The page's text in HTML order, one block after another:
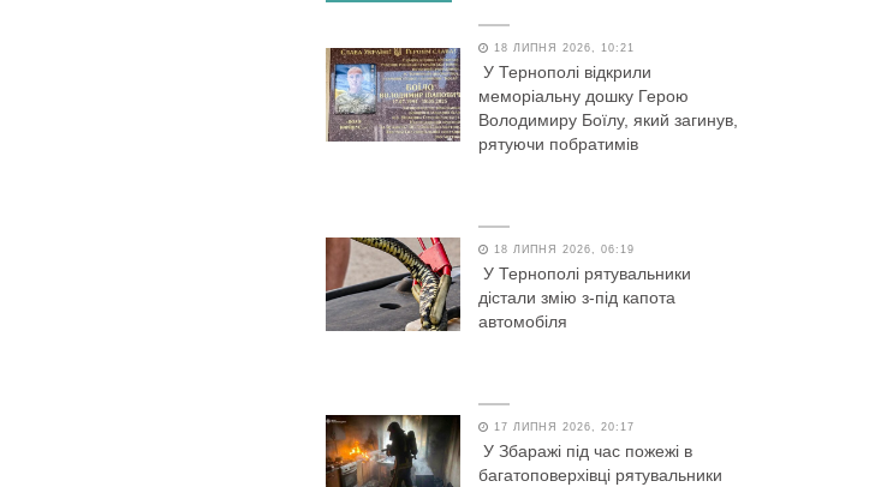
18 ЛИПНЯ 2026, 10:21
У Тернополі відкрили
меморіальну дошку Герою
Володимиру Боїлу, який загинув,
рятуючи побратимів
18 ЛИПНЯ 2026, 06:19
У Тернополі рятувальники
дістали змію з-під капота
автомобіля
17 ЛИПНЯ 2026, 20:17
У Збаражі під час пожежі в
багатоповерхівці рятувальники